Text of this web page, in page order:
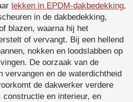
lekken in EPDM-dakbedekking,
in de dakbedekking,
blazen, waarna hij het
of vervangt. Bij een hellend
nokken en loodslabben op
De oorzaak van de
vervangen en de waterdichtheid
de dakwerker verdere
constructie en interieur, en